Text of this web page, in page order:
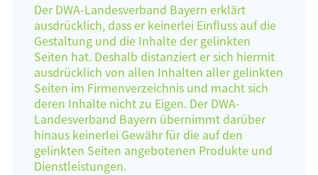
Der DWA-Landesverband Bayern erklärt
ausdrücklich, dass er keinerlei Einfluss auf die
Gestaltung und die Inhalte der gelinkten
Seiten hat. Deshalb distanziert er sich hiermit
ausdrücklich von allen Inhalten aller gelinkten
Seiten im Firmenverzeichnis und macht sich
deren Inhalte nicht zu Eigen. Der DWA-
Landesverband Bayern übernimmt darüber
hinaus keinerlei Gewähr für die auf den
gelinkten Seiten angebotenen Produkte und
Dienstleistungen.